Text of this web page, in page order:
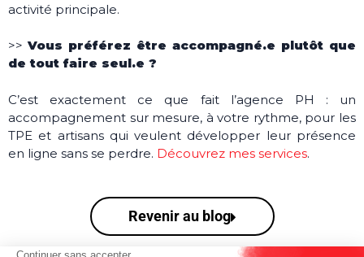
activité principale.
>> Vous préférez être accompagné.e plutôt que
de tout faire seul.e ?
C’est exactement ce que fait l’agence PH : un
accompagnement sur mesure, à votre rythme, pour les
TPE et artisans qui veulent développer leur présence
en ligne sans se perdre. Découvrez mes services.
Revenir au blog